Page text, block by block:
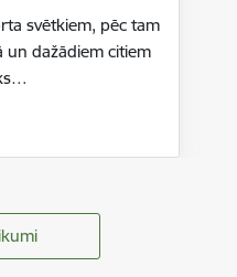
svētkiem, pēc tam
dažādiem citiem